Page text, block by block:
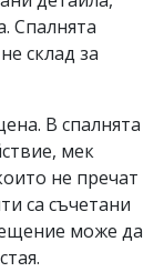
Спалнята
склад за
В спалнята
мек
не пречат
са съчетани
може да